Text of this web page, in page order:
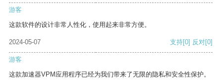
游客
这款软件的设计非常人性化，使用起来非常方便。
2024-05-07 支持[0] 反对[0]
游客
这款加速器VPM应用程序已经为我们带来了无限的隐私和安全性保护。